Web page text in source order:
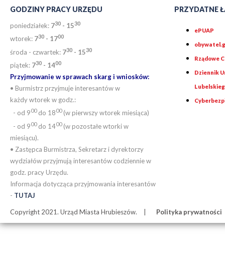
GODZINY PRACY URZĘDU
poniedziałek: 730 - 1530
wtorek: 730 - 1700
środa - czwartek: 730 - 1530
piątek: 730 - 1400
Przyjmowanie w sprawach skarg i wniosków:
• Burmistrz przyjmuje interesantów w
każdy wtorek w godz.:
- od 900do 1800(w pierwszy wtorek miesiąca)
- od 900do 1400(w pozostałe wtorki w
miesiącu).
• Zastępca Burmistrza, Sekretarz i dyrektorzy
wydziałów przyjmują interesantów codziennie w
godz. pracy Urzędu.
Informacja dotycząca przyjmowania interesantów
- TUTAJ
PRZYDATNE
ePUAP
Rządowe
Dziennik
Copyright 2021. Urząd Miasta Hrubieszów. Polityka prywatności